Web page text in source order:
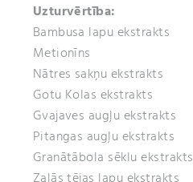
Uzturvērtība:
Bambusa lapu ekstrakts
Metionīns
Nātres sakņu ekstrakts
Gotu Kolas ekstrakts
Gvajaves augļu ekstrakts
Pitangas augļu ekstrakts
Granātābola sēklu ekstrakts